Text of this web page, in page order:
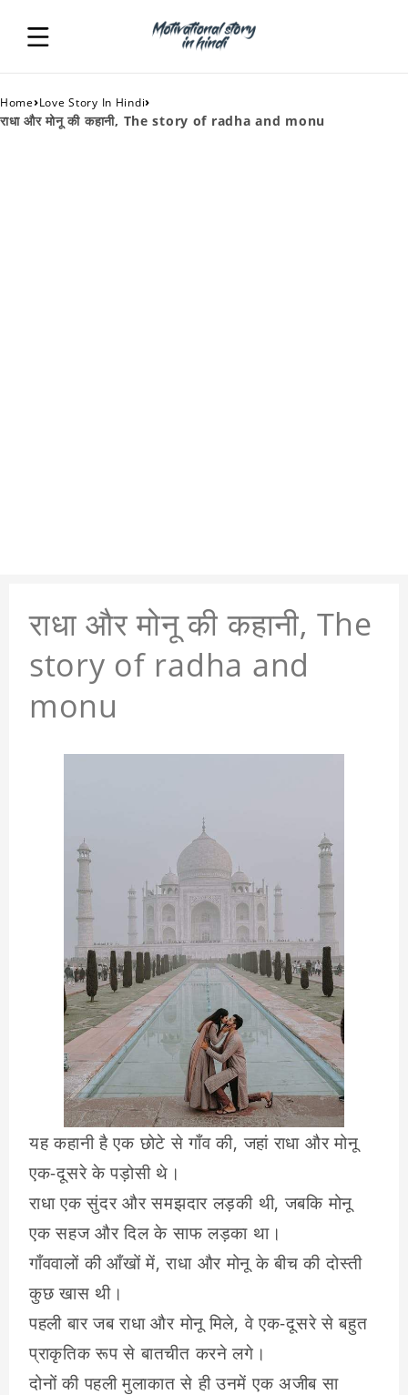
Home›Love Story In Hindi›
राधा और मोनू की कहानी, The story of radha and monu
राधा और मोनू की कहानी, The
story of radha and
monu
यह कहानी है एक छोटे से गाँव की, जहां राधा और मोनू
एक-दूसरे के पड़ोसी थे।
राधा एक सुंदर और समझदार लड़की थी, जबकि मोनू
एक सहज और दिल के साफ लड़का था।
गाँववालों की आँखों में, राधा और मोनू के बीच की दोस्ती
कुछ खास थी।
पहली बार जब राधा और मोनू मिले, वे एक-दूसरे से बहुत
प्राकृतिक रूप से बातचीत करने लगे।
दोनों की पहली मुलाकात से ही उनमें एक अजीब सा